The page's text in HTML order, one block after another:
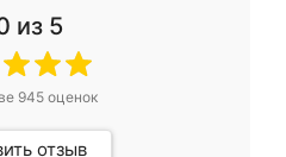
из 5
945оценок
отзыв